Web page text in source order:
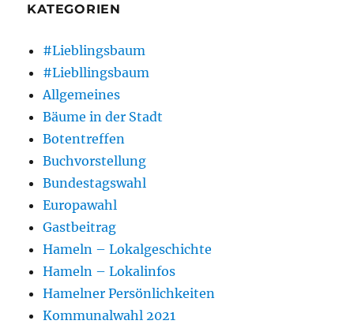
KATEGORIEN
#Lieblingsbaum
#Liebllingsbaum
Allgemeines
Bäume in der Stadt
Botentreffen
Buchvorstellung
Bundestagswahl
Europawahl
Gastbeitrag
Hameln – Lokalgeschichte
Hameln – Lokalinfos
Hamelner Persönlichkeiten
Kommunalwahl 2021